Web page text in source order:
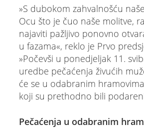
»S dubokom zahvalnošću
Ocu što je čuo naše molitve,
najaviti pažljivo ponovno
u fazama«, reklo je Prvo
»Počevši u ponedjeljak 11.
uredbe pečaćenja živućih
će se u odabranim
koji su prethodno bili
Pečaćenja u odabranim